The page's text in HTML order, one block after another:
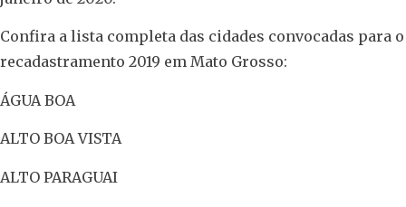
Confira a lista completa das cidades convocadas para o
recadastramento 2019 em Mato Grosso:
ÁGUA BOA
ALTO BOA VISTA
ALTO PARAGUAI